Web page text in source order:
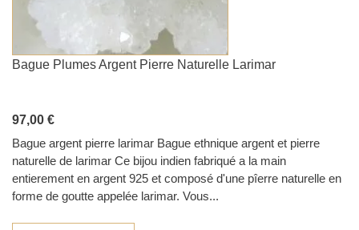
Bague Plumes Argent Pierre Naturelle Larimar
97,00 €
Bague argent pierre larimar Bague ethnique argent et pierre
naturelle de larimar Ce bijou indien fabriqué a la main
entierement en argent 925 et composé d'une pîerre naturelle en
forme de goutte appelée larimar. Vous...